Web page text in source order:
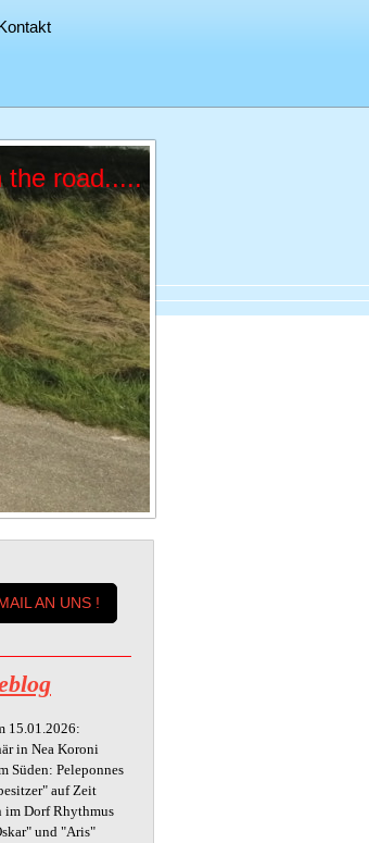
the road.....
AN UNS !
15.01.2026:
in Nea Koroni
Süden: Peleponnes
auf Zeit
im Dorf Rhythmus
und "Aris"